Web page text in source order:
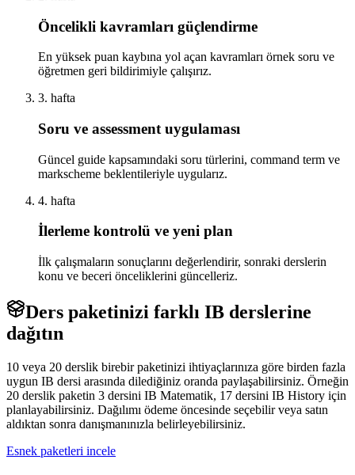
Öncelikli kavramları güçlendirme
En yüksek puan kaybına yol açan kavramları örnek soru ve
öğretmen geri bildirimiyle çalışırız.
3. hafta
Soru ve assessment uygulaması
Güncel guide kapsamındaki soru türlerini, command term ve
markscheme beklentileriyle uygularız.
4. hafta
İlerleme kontrolü ve yeni plan
İlk çalışmaların sonuçlarını değerlendirir, sonraki derslerin
konu ve beceri önceliklerini güncelleriz.
Ders paketinizi farklı IB derslerine
dağıtın
10 veya 20 derslik birebir paketinizi ihtiyaçlarınıza göre birden fazla
uygun IB dersi arasında dilediğiniz oranda paylaşabilirsiniz. Örneğin
20 derslik paketin 3 dersini IB Matematik, 17 dersini IB History için
planlayabilirsiniz. Dağılımı ödeme öncesinde seçebilir veya satın
aldıktan sonra danışmanınızla belirleyebilirsiniz.
Esnek paketleri incele